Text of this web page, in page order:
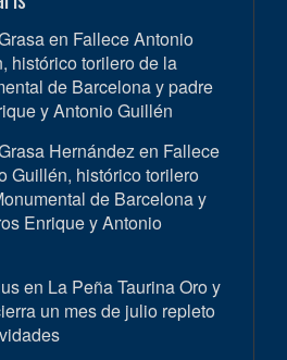
en Fallece Antonio
histórico torilero de la
de Barcelona y padre
y Antonio Guillén
Hernández en Fallece
Guillén, histórico torilero
de Barcelona y
Enrique y Antonio
en La Peña Taurina Oro y
un mes de julio repleto